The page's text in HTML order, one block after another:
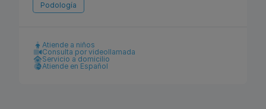
Podología
Atiende a niños
Consulta por videollamada
Servicio a domicilio
Atiende en Español